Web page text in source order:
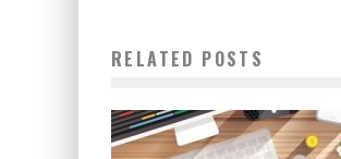
RELATED POSTS